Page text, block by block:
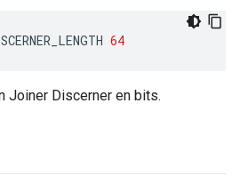
64
Joiner Discerner en bits.